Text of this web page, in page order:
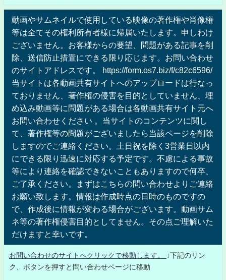
動画やサムネイルで使用している映像の著作権や肖像権
等は全てその権利所有者様に帰属いたします。申しわけ
ございません。お客様からの要望、問題がある記事を削
除、送信防止措置にできる限り応じます。お問い合わせ
のサイトアドレスです。 https://form.os7.biz/f/c82c6596/
当サイトは各動画共有サイトへのアップロードは行なっ
ておりません、著作権の侵害を目的としていません、埋
め込み動画等に問題がある場合は各動画共有サイト元へ
お問い合わせください 。当サイトのコンテンツに関し
て、著作権等の問題がございましたら当該ページを削除
しますのでご連絡ください。土日祝を除く3営業日以内
にできる限り迅速に対応する予定です。不慮による事故
等により連絡を確認できないこともありますので何卒、
ご了承ください。まずはこちらの問い合わせよりご連絡
お願い致します。情報は作成時点の日時のものですの
で、作成後に情報が変わる場合がございます。動画サム
ネ等の著作権侵害目的としてません。その点ご理解いた
だけますと幸いです。
お問い合わせのサイトへクリックで移動します。
↓下記のリン
ク、ボタンを押すと問い合わせページに移動